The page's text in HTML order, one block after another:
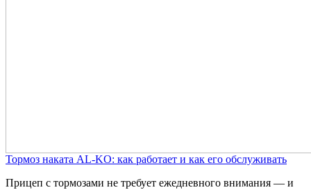
Тормоз наката AL-KO: как работает и как его обслуживать
Прицеп с тормозами не требует ежедневного внимания — и